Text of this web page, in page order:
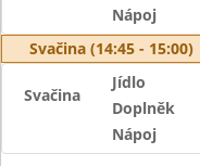
Nápoj
Svačina (14:45 - 15:00)
Svačina
Jídlo
Doplněk
Nápoj